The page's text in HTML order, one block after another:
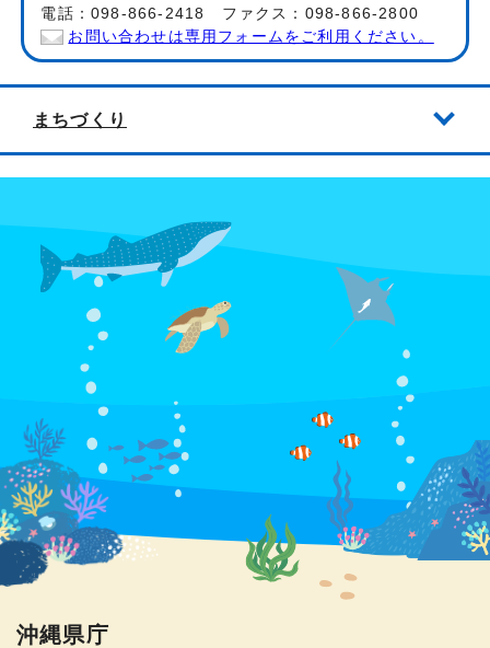
電話：098-866-2418 ファクス：098-866-2800
お問い合わせは専用フォームをご利用ください。
まちづくり
沖縄県庁